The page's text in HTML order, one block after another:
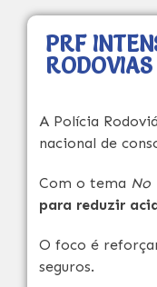
PRF
RODOVIAS
A Polícia
nacional de
Com o tema No
para reduzir
O foco é
seguros.